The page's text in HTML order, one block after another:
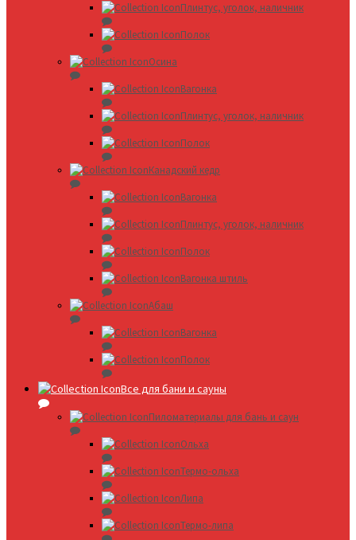
Плинтус, уголок, наличник
Полок
Осина
Вагонка
Плинтус, уголок, наличник
Полок
Канадский кедр
Вагонка
Плинтус, уголок, наличник
Полок
Вагонка штиль
Абаш
Вагонка
Полок
Все для бани и сауны
Пиломатериалы для бань и саун
Ольха
Термо-ольха
Липа
Термо-липа